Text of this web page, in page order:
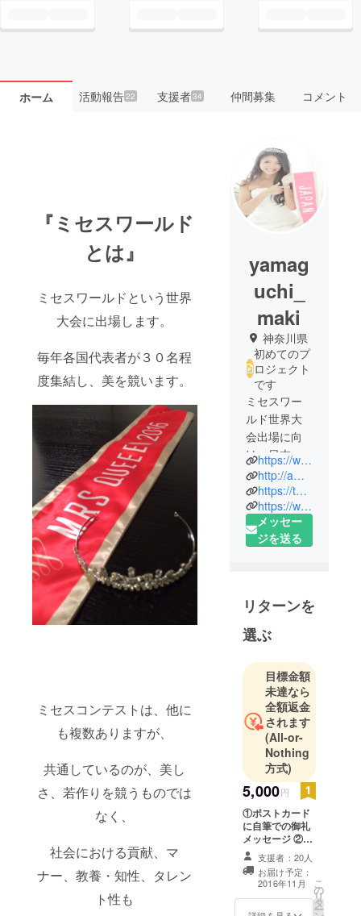
ホーム 活動報告22 支援者34 仲間募集 コメント
『ミセスワールド
とは』
ミセスワールドという世界
大会に出場します。
毎年各国代表者が３０名程
度集結し、美を競います。
ミセスコンテストは、他に
も複数ありますが、
共通しているのが、美し
さ、若作りを競うものでは
なく、
社会における貢献、マ
ナー、教養・知性、タレン
ト性も
yamag
uchi_
maki
神奈川県
初めてのプ
ロジェクト
です
ミセスワー
ルド世界大
会出場に向
け、日本代
表として出
場する「山
口真紀」応
援プロジェ
クトが始動
https://www.facebook.com/MrsWorldJapan/?notif_t=fbpage_fan_invite&notif_id=1472040889973653
http://ameblo.jp/maki780102/
https://twitter.com/MrsWorld_JAPAN?lang=ja
https://www.instagram.com/mrs.world_japan_maki/
メッセー
ジを送る
リターンを
選ぶ
目標金額
未達なら
全額返金
されます
(All-or-
Nothing
方式)
5,000円
①ポストカード
に自筆での御礼
メッセージ ②
ティアラケース
にご支援者様の
お名前をクレ
ジットさせて頂
きます
支援者：20人
お届け予定：
2016年11月
こ
の
リ
タ
ー